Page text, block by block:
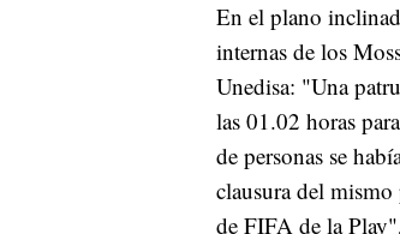
En el plano
internas de los
Unedisa: "Una
las 01.02 horas
de personas se
clausura del
de FIFA de la